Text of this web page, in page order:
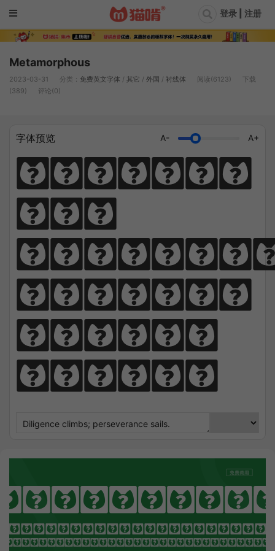
登录 | 注册
Metamorphous
2023-03-31 分类： 免费英文字体 / 其它 / 外国 / 衬线体 阅读(6123)
下载
(389)
评论(0)
字体预览 A- A+
Diligen
ce
climbs;
perseve
rance
sails.
SEEK NOTHING
Sharpens Love, presence